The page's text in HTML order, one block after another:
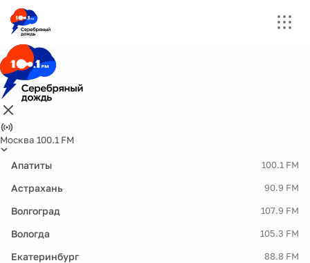
Москва 100.1 FM
Апатиты 100.1 FM
Астрахань 90.9 FM
Волгоград 107.9 FM
Вологда 105.3 FM
Екатеринбург 88.8 FM